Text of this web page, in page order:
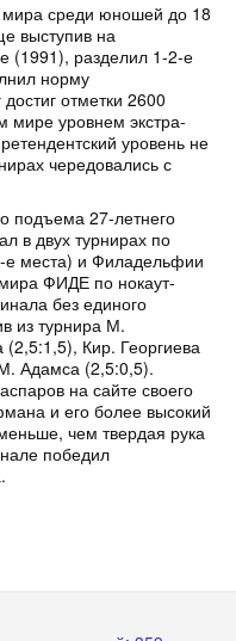
среди юношей до 18
выступив на
(1991), разделил 1-2-е
норму
отметки 2600
мире уровнем экстра-
уровень не
чередовались с
подъема 27-летнего
в двух турнирах по
е места) и Филадельфии
ФИДЕ по нокаут-
без единого
из турнира М.
Кир. Георгиева
Адамса (2,5:0,5).
на сайте своего
и его более высокий
чем твердая рука
победил